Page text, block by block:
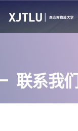
招生
联系我们